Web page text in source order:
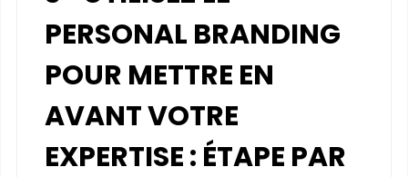
PERSONAL BRANDING
POUR METTRE EN
AVANT VOTRE
EXPERTISE : ÉTAPE PAR